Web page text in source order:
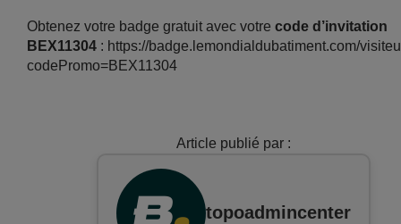
Obtenez votre badge gratuit avec votre code d’invitation
BEX11304 : https://badge.lemondialdubatiment.com/
codePromo=BEX11304
Article publié par :
topoadmincenter